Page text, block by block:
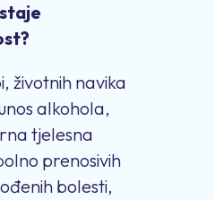
životnih navika
alkohola,
tjelesna
prenosivih
bolesti,